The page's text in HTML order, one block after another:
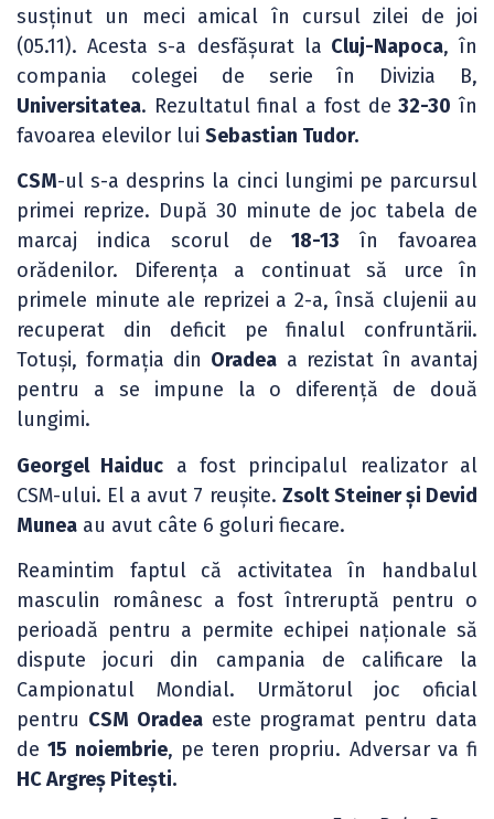
susținut un meci amical în cursul zilei de joi
(05.11). Acesta s-a desfășurat la Cluj-Napoca, în
compania colegei de serie în Divizia B,
Universitatea. Rezultatul final a fost de32-30 în
favoarea elevilor lui Sebastian Tudor.
CSM-ul s-a desprins la cinci lungimi pe parcursul
primei reprize. După 30 minute de joc tabela de
marcaj indica scorul de 18-13 în favoarea
orădenilor. Diferența a continuat să urce în
primele minute ale reprizei a 2-a, însă clujenii au
recuperat din deficit pe finalul confruntării.
Totuși, formația din Oradea a rezistat în avantaj
pentru a se impune la o diferență de două
lungimi.
Georgel Haiduc a fost principalul realizator al
CSM-ului. El a avut 7 reușite. Zsolt Steiner și Devid
Munea au avut câte 6 goluri fiecare.
Reamintim faptul că activitatea în handbalul
masculin românesc a fost întreruptă pentru o
perioadă pentru a permite echipei naționale să
dispute jocuri din campania de calificare la
Campionatul Mondial. Următorul joc oficial
pentru CSM Oradeaeste programat pentru data
de15 noiembrie, pe teren propriu. Adversar va fi
HC Argreș Pitești.